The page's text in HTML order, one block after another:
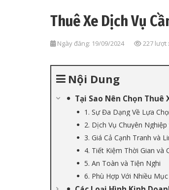
Thuê Xe Dịch Vụ
Ngày đăng: 19/09/2024 227 lượt
Nội Dung
Tại Sao Nên Chọn Thuê
1. Sự Đa Dạng Về Lựa
2. Dịch Vụ Chuyên Nghiệp
3. Giá Cả Cạnh Tranh và
4. Tiết Kiệm Thời Gian và
5. An Toàn và Tiện Nghi
6. Phù Hợp Với Nhiều